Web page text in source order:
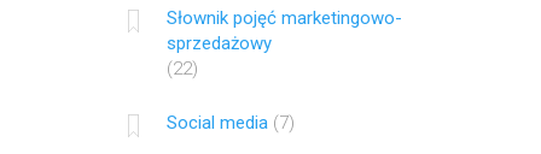
Słownik pojęć marketingowo-
sprzedażowy
(22)
Social media (7)